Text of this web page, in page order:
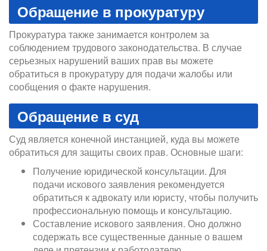
Обращение в прокуратуру
Прокуратура также занимается контролем за
соблюдением трудового законодательства. В случае
серьезных нарушений ваших прав вы можете
обратиться в прокуратуру для подачи жалобы или
сообщения о факте нарушения.
Обращение в суд
Суд является конечной инстанцией, куда вы можете
обратиться для защиты своих прав. Основные шаги:
Получение юридической консультации. Для
подачи искового заявления рекомендуется
обратиться к адвокату или юристу, чтобы получить
профессиональную помощь и консультацию.
Составление искового заявления. Оно должно
содержать все существенные данные о вашем